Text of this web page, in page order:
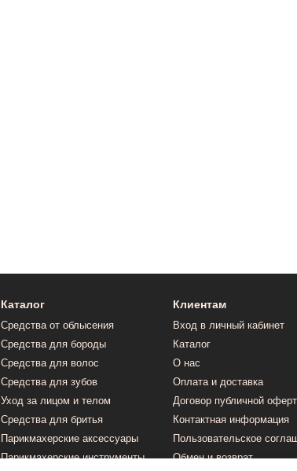
Каталог
Средства от облысения
Средства для бороды
Средства для волос
Средства для зубов
Уход за лицом и телом
Средства для бритья
Парикмахерские аксессуары
Парикмахерские инструменты
Клиентам
Вход в личный кабинет
Каталог
О нас
Оплата и доставка
Договор публичной
Контактная информация
Пользовательское
Обмен и возврат